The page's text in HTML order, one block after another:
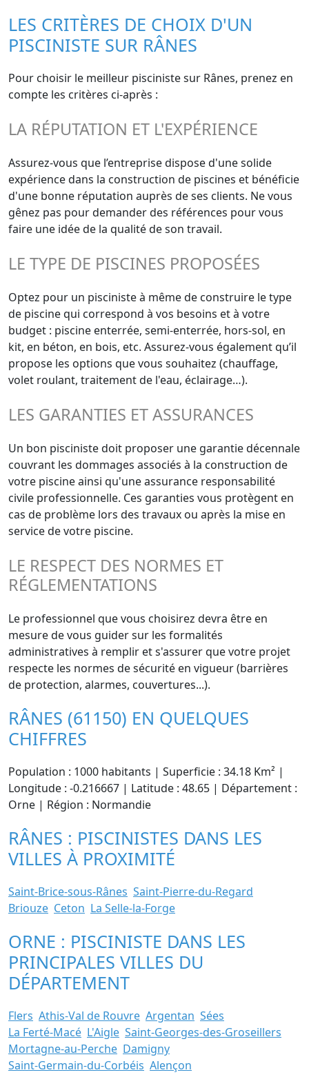
LES CRITÈRES DE CHOIX D'UN
PISCINISTE SUR RÂNES
Pour choisir le meilleur pisciniste sur Rânes, prenez en
compte les critères ci-après :
LA RÉPUTATION ET L'EXPÉRIENCE
Assurez-vous que l’entreprise dispose d'une solide
expérience dans la construction de piscines et bénéficie
d'une bonne réputation auprès de ses clients. Ne vous
gênez pas pour demander des références pour vous
faire une idée de la qualité de son travail.
LE TYPE DE PISCINES PROPOSÉES
Optez pour un pisciniste à même de construire le type
de piscine qui correspond à vos besoins et à votre
budget : piscine enterrée, semi-enterrée, hors-sol, en
kit, en béton, en bois, etc. Assurez-vous également qu’il
propose les options que vous souhaitez (chauffage,
volet roulant, traitement de l'eau, éclairage…).
LES GARANTIES ET ASSURANCES
Un bon pisciniste doit proposer une garantie décennale
couvrant les dommages associés à la construction de
votre piscine ainsi qu'une assurance responsabilité
civile professionnelle. Ces garanties vous protègent en
cas de problème lors des travaux ou après la mise en
service de votre piscine.
LE RESPECT DES NORMES ET
RÉGLEMENTATIONS
Le professionnel que vous choisirez devra être en
mesure de vous guider sur les formalités
administratives à remplir et s'assurer que votre projet
respecte les normes de sécurité en vigueur (barrières
de protection, alarmes, couvertures...).
RÂNES (61150) EN QUELQUES
CHIFFRES
Population : 1000 habitants | Superficie : 34.18 Km² |
Longitude : -0.216667 | Latitude : 48.65 | Département :
Orne | Région : Normandie
RÂNES : PISCINISTES DANS LES
VILLES À PROXIMITÉ
Saint-Brice-sous-Rânes Saint-Pierre-du-Regard
Briouze Ceton La Selle-la-Forge
ORNE : PISCINISTE DANS LES
PRINCIPALES VILLES DU
DÉPARTEMENT
Flers Athis-Val de Rouvre Argentan Sées
La Ferté-Macé L'Aigle Saint-Georges-des-Groseillers
Mortagne-au-Perche Damigny
Saint-Germain-du-Corbéis Alençon